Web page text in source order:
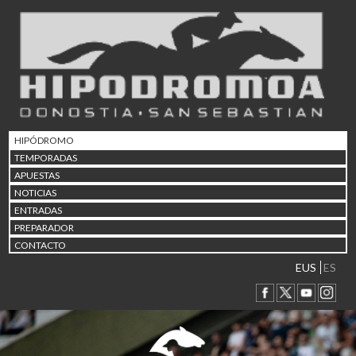
HIPÓDROMO
TEMPORADAS
APUESTAS
NOTICIAS
ENTRADAS
PREPARADOR
CONTACTO
EUS ES
02/08 17:30 Abuztuaren 2a / 2 de
Abuztuaren 9a / 9 de
12/08 12:24 Abuztaren 12a / 12 de
15/08 17:05 Abuztuaren 15a / 15 de
23/08 17:30 Abuztuaren 23a / 23 de
30/08 17:30 Abuztuaren 30a / 30 de
02/09 11:15
06/09 17:30 Irailaren 6a / 6 de
Irailaren 13a / 13 de
30/09 11:30 Irailaren 30a / 30 de